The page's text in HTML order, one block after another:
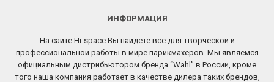
ИНФОРМАЦИЯ
На сайте Hi-space Вы найдете всё для творческой и
профессиональной работы в мире парикмахеров. Мы являемся
официальным дистрибьютором бренда “Wahl” в России, кроме
того наша компания работает в качестве дилера таких брендов,